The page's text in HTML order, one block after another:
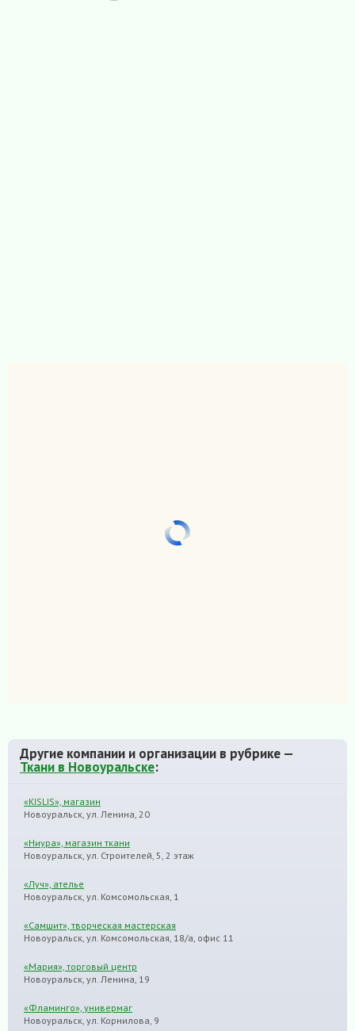
Другие компании и организации в рубрике —
Ткани в Новоуральске:
«KISLIS», магазин
Новоуральск, ул. Ленина, 20
«Ниура», магазин ткани
Новоуральск, ул. Строителей, 5, 2 этаж
«Луч», ателье
Новоуральск, ул. Комсомольская, 1
«Самшит», творческая мастерская
Новоуральск, ул. Комсомольская, 18/а, офис 11
«Мария», торговый центр
Новоуральск, ул. Ленина, 19
«Фламинго», универмаг
Новоуральск, ул. Корнилова, 9